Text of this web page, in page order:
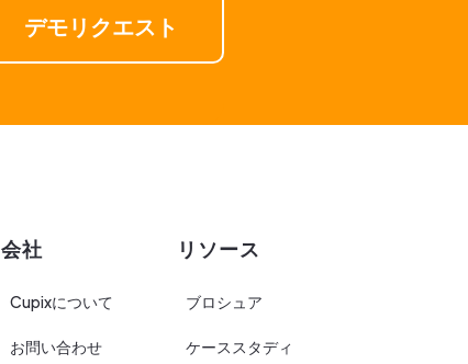
デモリクエスト
会社
Cupixについて
お問い合わせ
リソース
ブロシュア
ケーススタディ